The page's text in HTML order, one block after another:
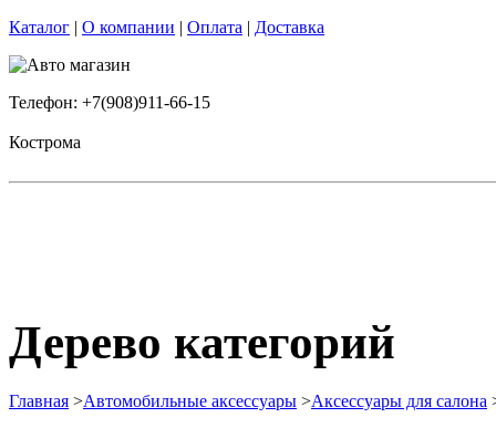
Каталог | О компании | Оплата | Доставка
Телефон: +7(908)911-66-15
Кострома
Дерево категорий
Главная >Автомобильные аксессуары >Аксессуары для салона